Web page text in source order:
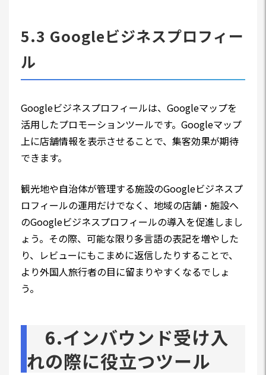
5.3 Googleビジネスプロフィー
ル
Googleビジネスプロフィールは、Googleマップを
活用したプロモーションツールです。Googleマップ
上に店舗情報を表示させることで、集客効果が期待
できます。
観光地や自治体が管理する施設のGoogleビジネスプ
ロフィールの運用だけでなく、地域の店舗・施設へ
のGoogleビジネスプロフィールの導入を促進しまし
ょう。その際、可能な限り多言語の表記を増やした
り、レビューにもこまめに返信したりすることで、
より外国人旅行者の目に留まりやすくなるでしょ
う。
6.インバウンド受け入
れの際に役立つツール